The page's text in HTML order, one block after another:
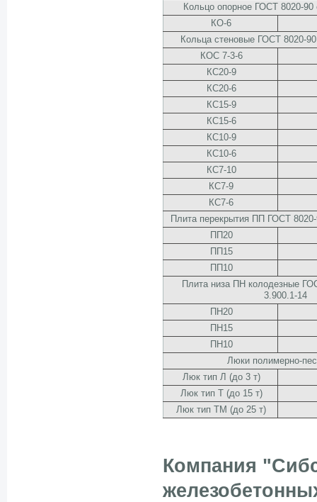
Кольцо опорное ГОСТ 8020-90
КО-6
Кольца стеновые ГОСТ 8020-
КОС 7-3-6
КС20-9
КС20-6
КС15-9
КС15-6
КС10-9
КС10-6
КС7-10
КС7-9
КС7-6
Плита перекрытия ПП ГОСТ
ПП20
ПП15
ПП10
Плита низа ПН колодезные
3.900.1-14
ПН20
ПН15
ПН10
Люки полимерно-
Люк тип Л (до 3 т)
Люк тип Т (до 15 т)
Люк тип ТМ (до 25 т)
Компания